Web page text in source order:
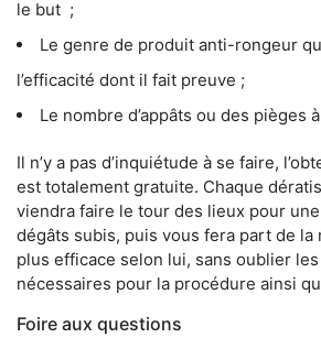
le but ;
Le genre de produit anti-rongeur
l’efficacité dont il fait preuve ;
Le nombre d’appâts ou des pièges
Il n’y a pas d’inquiétude à se faire,
est totalement gratuite. Chaque
viendra faire le tour des lieux pour
dégâts subis, puis vous fera part de la
plus efficace selon lui, sans oublier
nécessaires pour la procédure ainsi
Foire aux questions